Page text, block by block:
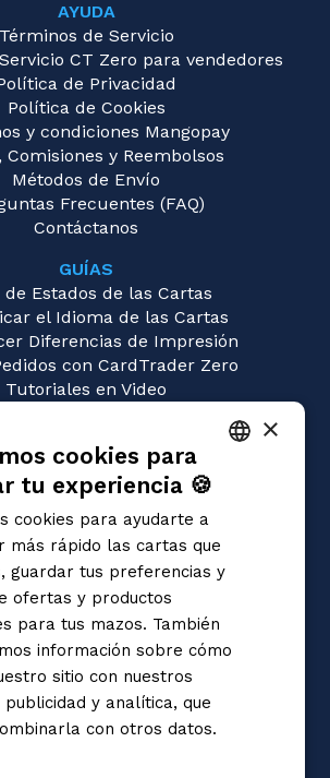
AYUDA
Términos de Servicio
CT Zero para vendedores
de Privacidad
Política de Cookies
y condiciones Mangopay
Comisiones y Reembolsos
Métodos de Envío
Frecuentes (FAQ)
Contáctanos
GUÍAS
de Estados de las Cartas
el Idioma de las Cartas
Diferencias de Impresión
con CardTrader Zero
Tutoriales en Video
One Piece
Magic: the Gathering
Pokémon
Yu-Gi-Oh!
Flesh and Blood
Digimon
Dragon Ball Super
Cardfight!! Vanguard
Disney Lorcana
Star Wars Unlimited
Union Arena
| League of Legends
ITALIAN
×
cookies para
tu experiencia 🍪
cookies para ayudarte a
más rápido las cartas que
guardar tus preferencias y
ofertas y productos
para tus mazos. También
información sobre cómo
sitio con nuestros
publicidad y analítica, que
con otros datos.